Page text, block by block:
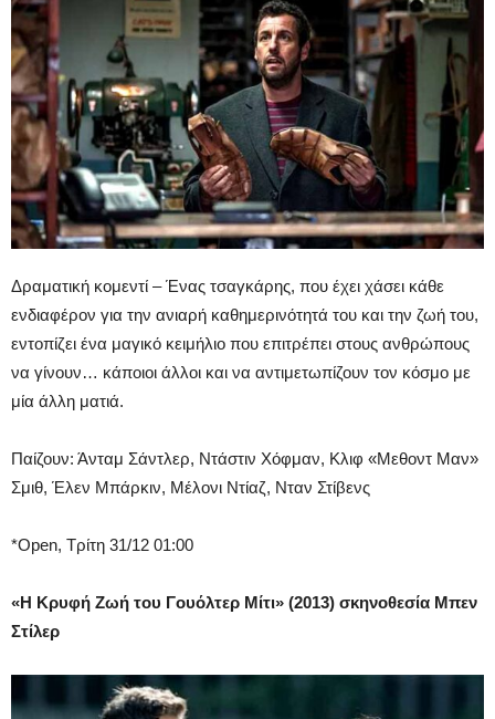
Δραματική κομεντί – Ένας τσαγκάρης, που έχει χάσει κάθε
ενδιαφέρον για την ανιαρή καθημερινότητά του και την ζωή του,
εντοπίζει ένα μαγικό κειμήλιο που επιτρέπει στους ανθρώπους
να γίνουν… κάποιοι άλλοι και να αντιμετωπίζουν τον κόσμο με
μία άλλη ματιά.
Παίζουν: Άνταμ Σάντλερ, Ντάστιν Χόφμαν, Κλιφ «Μεθοντ Μαν»
Σμιθ, Έλεν Μπάρκιν, Μέλονι Ντίαζ, Νταν Στίβενς
*Open, Τρίτη 31/12 01:00
«Η Κρυφή Ζωή του Γουόλτερ Μίτι» (2013) σκηνοθεσία Μπεν
Στίλερ